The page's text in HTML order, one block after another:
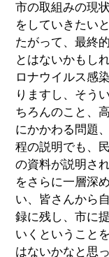
市の取組みの現
をしていきたい
たがって、最終
とはないかもし
ロナウイルス感
りますし、そう
ちろんのこと、
にかかわる問題
程の説明でも、
の資料が説明さ
をさらに一層深
い、皆さんから
録に残し、市に
いくということ
はないかなと思